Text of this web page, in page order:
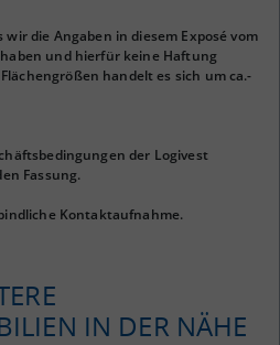
die Angaben in diesem Exposé vom
und hierfür keine Haftung
handelt es sich um ca.-
der Logivest
Fassung.
Kontaktaufnahme.
IN DER NÄHE